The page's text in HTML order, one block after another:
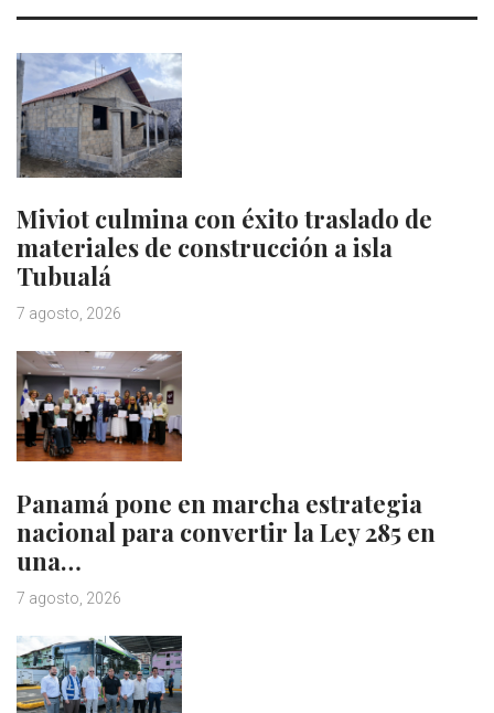
Miviot culmina con éxito traslado de
materiales de construcción a isla
Tubualá
7 agosto, 2026
Panamá pone en marcha estrategia
nacional para convertir la Ley 285 en
una…
7 agosto, 2026